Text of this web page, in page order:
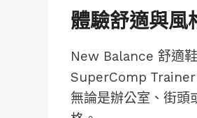
體驗舒適與風
New Balance 舒適
SuperComp Trainer
無論是辦公室、街